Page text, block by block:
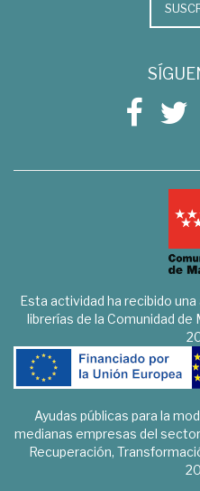
Esta actividad ha recibido
librerías de la Comunidad
Ayudas públicas para la
medianas empresas del
Recuperación,